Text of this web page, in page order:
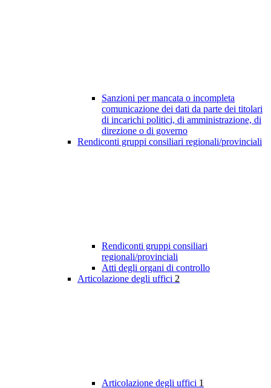
Sanzioni per mancata o incompleta
comunicazione dei dati da parte dei titolari
di incarichi politici, di amministrazione, di
direzione o di governo
Rendiconti gruppi consiliari regionali/provinciali
Rendiconti gruppi consiliari
regionali/provinciali
Atti degli organi di controllo
Articolazione degli uffici 2
Articolazione degli uffici 1